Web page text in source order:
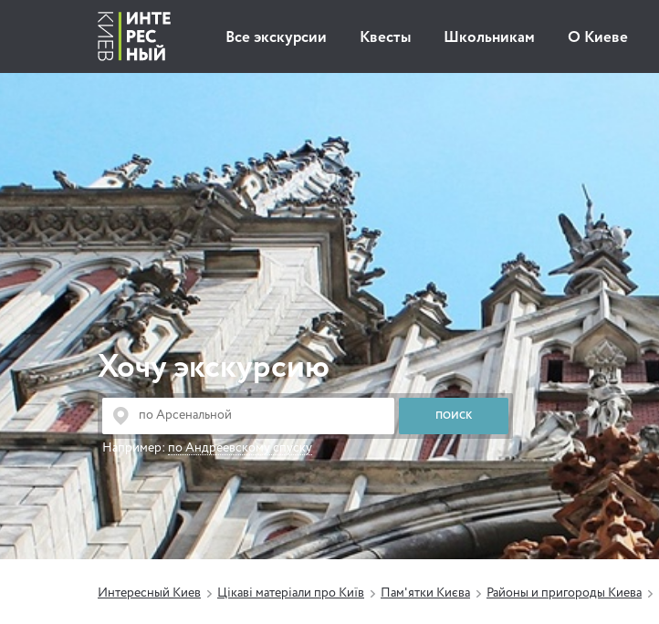
Все экскурсии Квесты Школьникам О Киеве
Хочу экскурсию
Например: по Андреевскому спуску
Интересный Киев Цікаві матеріали про Київ Пам'ятки Києва Районы и пригороды Киева